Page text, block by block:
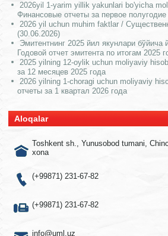
2026yil 1-yarim yillik yakunlari bo'yicha
Финансовые отчеты за первое полугодие
2026 yil uchun muhim faktlar /
(30.06.2026)
Эмитентнинг 2025 йил якунлари бўйича
Годовой отчет эмитента по итогам 2025
2025 yilning 12-oylik uchun moliyaviy
за 12 месяцев 2025 года
2026 yilning 1-choragi uchun moliyaviy
отчеты за 1 квартал 2026 года
Aloqalar
Toshkent sh., Yunusobod tumani,
xona
(+99871) 231-67-82
(+99871) 231-67-82
info@uml.uz